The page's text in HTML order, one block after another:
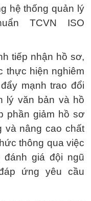
hệ thống quản lý
TCVN ISO
tiếp nhận hồ sơ,
thực hiện nghiêm
mạnh trao đổi
lý văn bản và hồ
phần giảm hồ sơ
và nâng cao chất
thông qua việc
đánh giá đội ngũ
ứng yêu cầu